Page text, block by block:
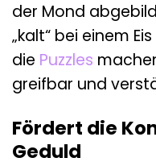
der Mond
„kalt“ bei einem
die Puzzles
greifbar und
Fördert die
Geduld